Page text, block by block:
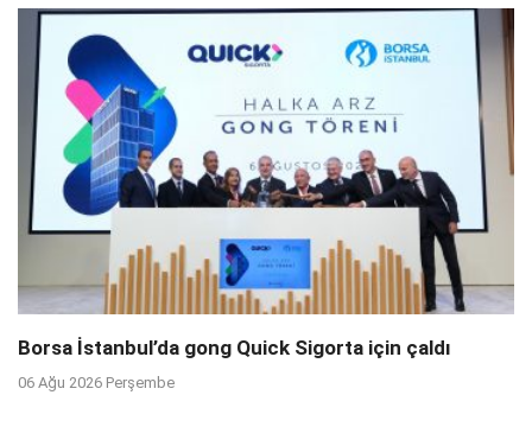
Borsa İstanbul’da gong Quick Sigorta için çaldı
06 Ağu 2026 Perşembe